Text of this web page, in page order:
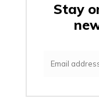
Stay